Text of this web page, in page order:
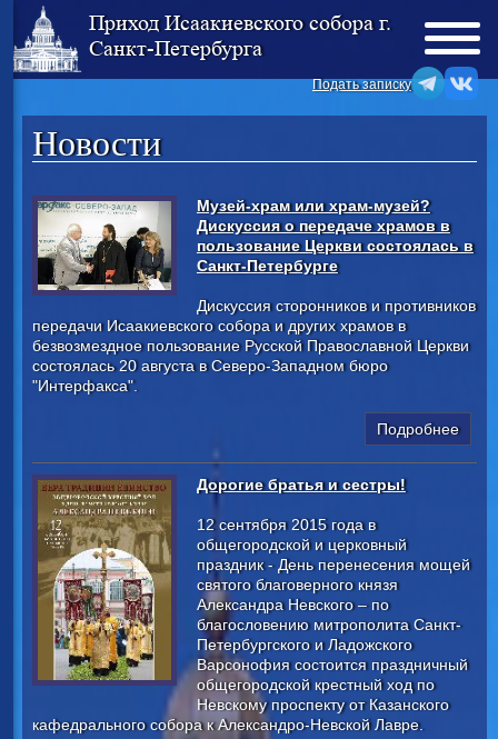
Приход Исаакиевского собора г.
Санкт-Петербурга
Подать записку
Новости
Музей-храм или храм-музей?
Дискуссия о передаче храмов в
пользование Церкви состоялась в
Санкт-Петербурге
Дискуссия сторонников и противников
передачи Исаакиевского собора и других храмов в
безвозмездное пользование Русской Православной Церкви
состоялась 20 августа в Северо-Западном бюро
"Интерфакса".
Подробнее
Дорогие братья и сестры!
12 сентября 2015 года в
общегородской и церковный
праздник - День перенесения мощей
святого благоверного князя
Александра Невского – по
благословению митрополита Санкт-
Петербургского и Ладожского
Варсонофия состоится праздничный
общегородской крестный ход по
Невскому проспекту от Казанского
кафедрального собора к Александро-Невской Лавре.